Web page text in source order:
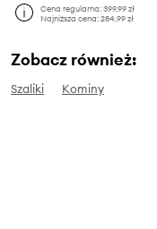
Cena regularna:399,99 zł
Najniższa cena:284,99 zł
Zobacz również:
Szaliki Kominy